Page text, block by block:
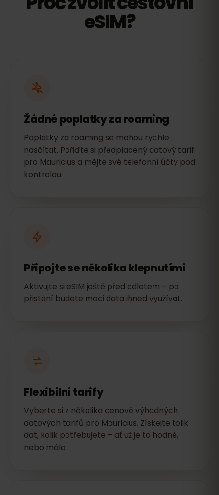
eSIM?
Žádné poplatky za roaming
Poplatky za roaming se mohou rychle
nasčítat. Pořiďte si předplacený datový tarif
pro Mauricius a mějte své telefonní účty pod
kontrolou.
Připojte se několika klepnutími
Aktivujte si eSIM ještě před odletem – po
přistání budete moci data ihned využívat.
Flexibilní tarify
Vyberte si z několika cenově výhodných
datových tarifů pro Mauricius. Získejte tolik
dat, kolik potřebujete – ať už je to hodně,
nebo málo.